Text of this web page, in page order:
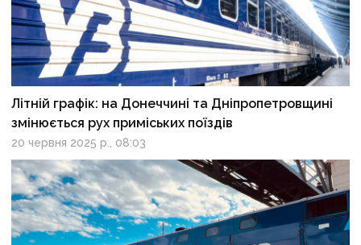
Літній графік: на Донеччині та Дніпропетровщині
змінюється рух приміських поїздів
20 червня 2025 р., 08:03